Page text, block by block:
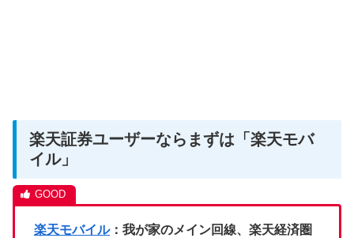
楽天証券ユーザーならまずは「楽天モバ
イル」
楽天モバイル：我が家のメイン回線、楽天経済圏